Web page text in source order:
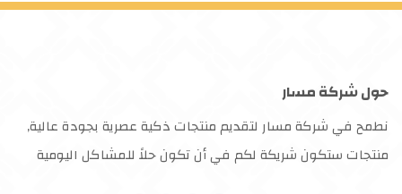
حول شركة مسار
نطمح في شركة مسار لتقديم منتجات ذكية عصرية بجودة عالية,
منتجات ستكون شريكة لكم في أن تكون حلاً للمشاكل اليومية